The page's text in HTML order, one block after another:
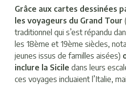
Grâce aux cartes dessinées
les voyageurs du Grand Tour
traditionnel qui s’est répandu
les 18ème et 19ème siècles,
jeunes issus de familles aisées)
inclure la Sicile dans leurs
ces voyages incluaient l’Italie,